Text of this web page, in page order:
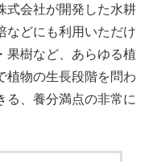
式会社が開発した水耕
などにも利用いただけ
・果樹など、あらゆる植
植物の生長段階を問わ
る、養分満点の非常に